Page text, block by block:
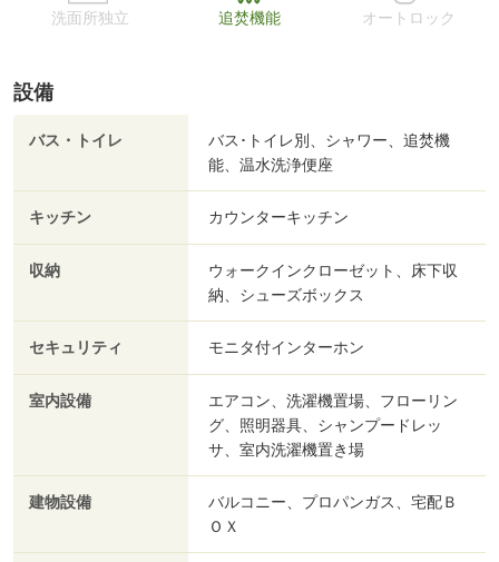
洗面所独立 追焚機能 オートロック
設備
バス・トイレ
バス･トイレ別、シャワー、追焚機
能、温水洗浄便座
キッチン カウンターキッチン
収納
ウォークインクローゼット、床下収
納、シューズボックス
セキュリティ モニタ付インターホン
室内設備
エアコン、洗濯機置場、フローリン
グ、照明器具、シャンプードレッ
サ、室内洗濯機置き場
建物設備
バルコニー、プロパンガス、宅配Ｂ
ＯＸ